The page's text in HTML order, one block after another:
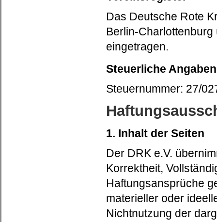
Das Deutsche Rote
Berlin-
eingetragen.
Steuerliche Angaben
Steuernummer: 27/
1. Inhalt der Seiten
Der DRK e.V.
Korrektheit,
Haftungsansprüche
materieller oder
Nichtnutzung der